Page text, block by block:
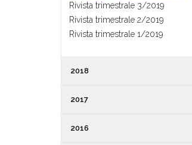
Rivista trimestrale 3/2019
Rivista trimestrale 2/2019
Rivista trimestrale 1/2019
2018
2017
2016